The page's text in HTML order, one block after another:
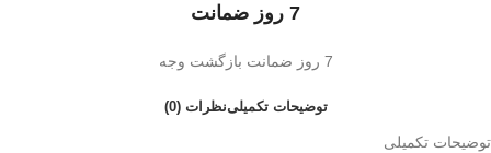
7 روز ضمانت
7 روز ضمانت بازگشت وجه
توضیحات تکمیلینظرات (0)
توضیحات تکمیلی